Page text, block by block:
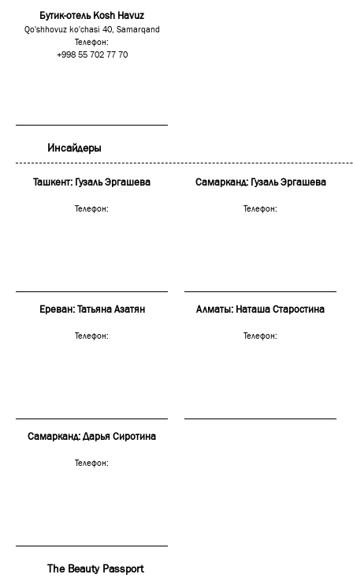
Бутик-отель Kosh Havuz
Qo'shhovuz ko'chasi 40, Samarqand
Телефон:
+998 55 702 77 70
Инсайдеры
Ташкент: Гузаль Эргашева
Телефон:
Самарканд: Гузаль Эргашева
Телефон:
Ереван: Татьяна Азатян
Телефон:
Алматы: Наташа Старостина
Телефон:
Самарканд: Дарья Сиротина
Телефон:
The Beauty Passport